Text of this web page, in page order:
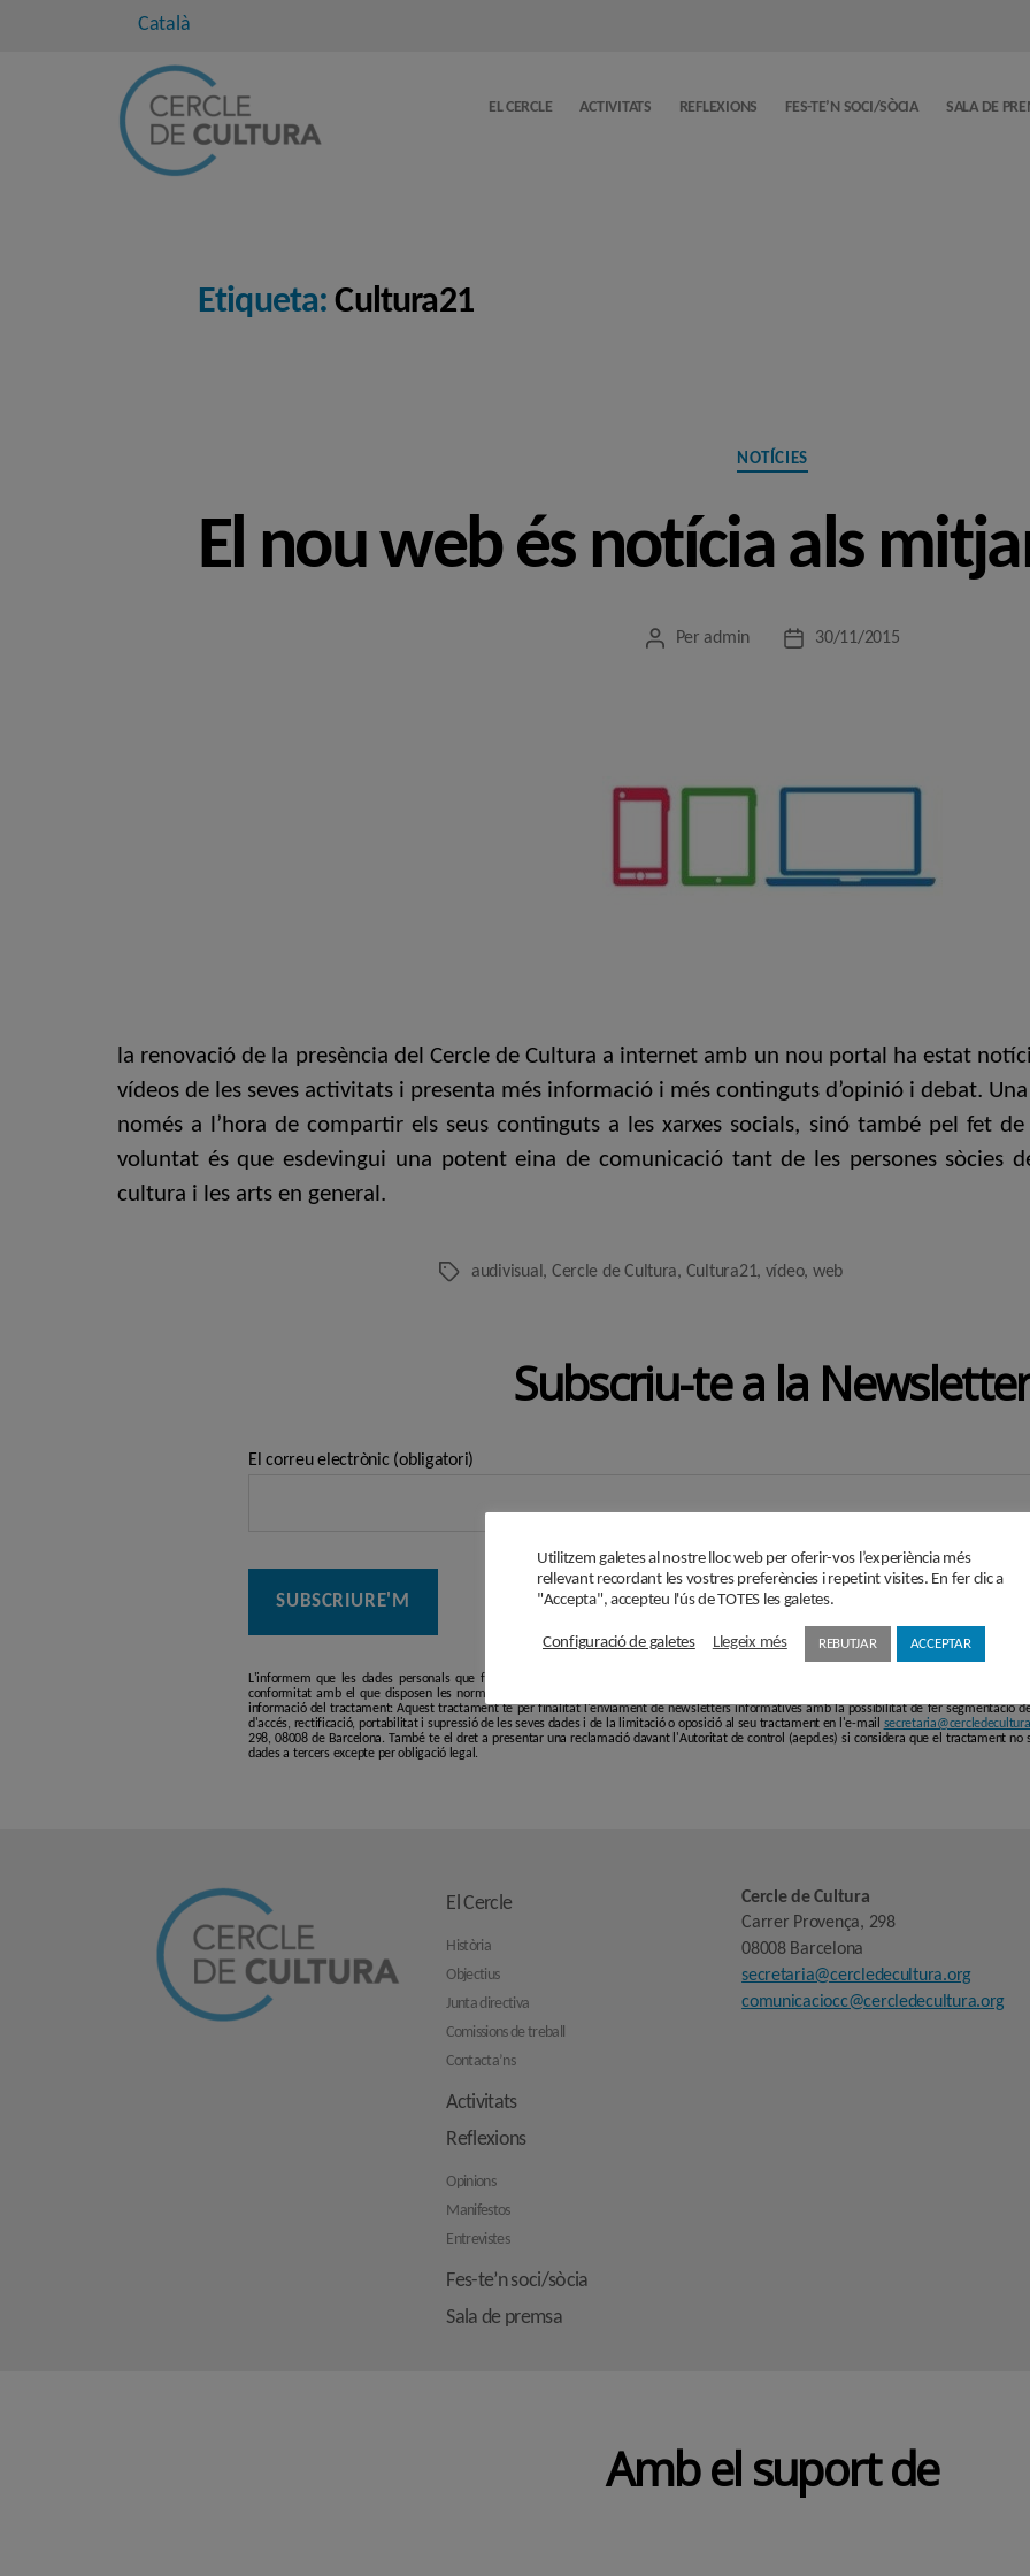
Català
EL CERCLE ACTIVITATS REFLEXIONS FES-TE’N SOCI/SÒCIA SALA DE
Etiqueta: Cultura21
Categories
NOTÍCIES
El nou web és notícia als
Autor
Per admin
Data30/11/2015
la renovació de la presència del Cercle de Cultura a internet amb un nou portal ha estat
vídeos de les seves activitats i presenta més informació i més continguts d’opinió i debat.
només a l’hora de compartir els seus continguts a les xarxes socials, sinó també pel fet
voluntat és que esdevingui una potent eina de comunicació tant de les persones sòcies
cultura i les arts en general.
Etiquetesaudivisual , Cercle de Cultura, Cultura21, vídeo, web
Subscriu-te a la
El correu electrònic (obligatori)
L'informem que les dades personals que faciliti en aquest formulari passaran a formar part d'un fitxer responsabilitat de ASSOCIACIÓ
conformitat amb el que disposen les normatives vigents en protecció de dades personals, el Reglament (UE) 2016/679 de 27 d'abril de
informació del tractament: Aquest tractament té per finalitat l'enviament de newsletters informatives amb la possibilitat de fer segmentació
d'accés, rectificació, portabilitat i supressió de les seves dades i de la limitació o oposició al seu tractament en l'e-mail
298, 08008 de Barcelona. També te el dret a presentar una reclamació davant l'Autoritat de control (aepd.es) si considera que el tractament
dades a tercers excepte per obligació legal.
El Cercle
Història
Objectius
Junta directiva
Comissions de treball
Contacta’ns
Activitats
Reflexions
Opinions
Manifestos
Entrevistes
Fes-te’n soci/sòcia
Sala de premsa
Cercle de Cultura
Carrer Provença, 298
08008 Barcelona
secretaria@cercledecultura.org
comunicaciocc@cercledecultura.org
Amb el suport de
Utilitzem galetes al nostre lloc web per oferir-vos l’experiència més
rellevant recordant les vostres preferències i repetint visites. En fer clic a
"Accepta", accepteu l'ús de TOTES les galetes.
Configuració de galetes Llegeix més REBUTJAR ACCEPTAR